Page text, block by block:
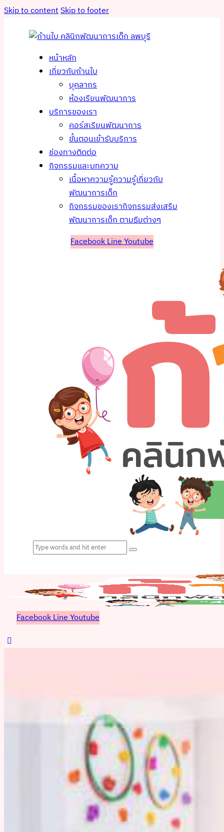
Skip to contentSkip to footer
หน้าหลัก
เกี่ยวกับก้านใบ
บุคลากร
ห้องเรียนพัฒนาการ
บริการของเรา
คอร์สเรียนพัฒนาการ
ขั้นตอนเข้ารับบริการ
ช่องทางติดต่อ
กิจกรรมและบทความ
เนื้อหาความรู้ความรู้เกี่ยวกับ
พัฒนาการเด็ก
กิจกรรมของเรากิจกรรมส่งเสริม
พัฒนาการเด็ก ตามธีมต่างๆ
FacebookLineYoutube
FacebookLineYoutube